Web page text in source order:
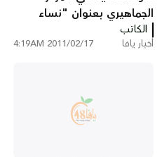
الجماهيري بعنوان "نساء
تقتحم المستقبل"
الكاتب
أخبار يافا 2011/02/17 4:19AM